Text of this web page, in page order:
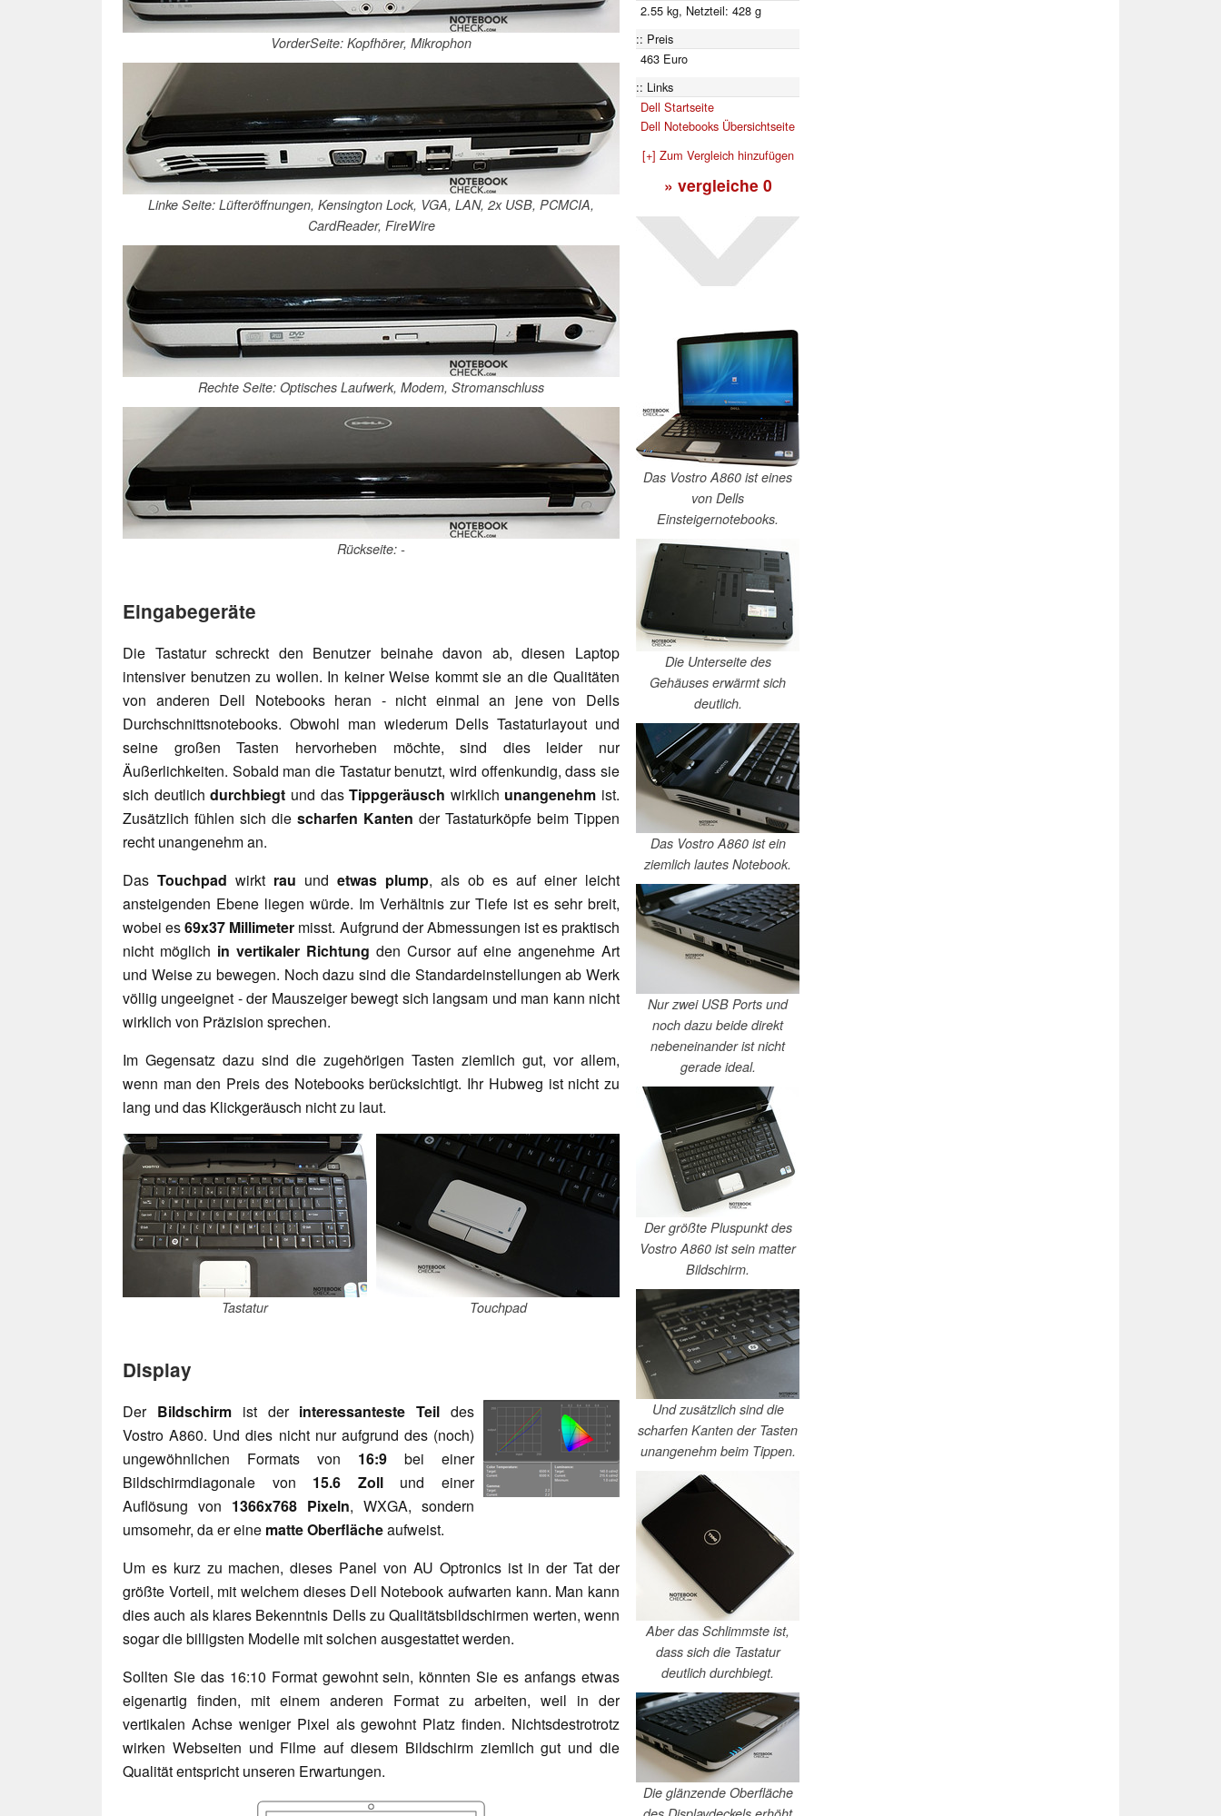
VorderSeite: Kopfhörer, Mikrophon
Linke Seite: Lüfteröffnungen, Kensington Lock, VGA, LAN, 2x USB, PCMCIA,
CardReader, FireWire
Rechte Seite: Optisches Laufwerk, Modem, Stromanschluss
Rückseite: -
Eingabegeräte
Die Tastatur schreckt den Benutzer beinahe davon ab, diesen Laptop
intensiver benutzen zu wollen. In keiner Weise kommt sie an die Qualitäten
von anderen Dell Notebooks heran - nicht einmal an jene von Dells
Durchschnittsnotebooks. Obwohl man wiederum Dells Tastaturlayout und
seine großen Tasten hervorheben möchte, sind dies leider nur
Äußerlichkeiten. Sobald man die Tastatur benutzt, wird offenkundig, dass sie
sich deutlichdurchbiegt und dasTippgeräusch wirklich unangenehm ist.
Zusätzlich fühlen sich die scharfen Kanten der Tastaturköpfe beim Tippen
recht unangenehm an.
Das Touchpad wirkt rau und etwas plump, als ob es auf einer leicht
ansteigenden Ebene liegen würde. Im Verhältnis zur Tiefe ist es sehr breit,
wobei es69x37 Millimeter misst. Aufgrund der Abmessungen ist es praktisch
nicht möglich in vertikaler Richtung den Cursor auf eine angenehme Art
und Weise zu bewegen. Noch dazu sind die Standardeinstellungen ab Werk
völlig ungeeignet - der Mauszeiger bewegt sich langsam und man kann nicht
wirklich von Präzision sprechen.
Im Gegensatz dazu sind die zugehörigen Tasten ziemlich gut, vor allem,
wenn man den Preis des Notebooks berücksichtigt. Ihr Hubweg ist nicht zu
lang und das Klickgeräusch nicht zu laut.
Tastatur Touchpad
Display
DerBildschirmist der interessanteste Teildes
Vostro A860. Und dies nicht nur aufgrund des (noch)
ungewöhnlichen Formats von 16:9 bei einer
Bildschirmdiagonale von 15.6 Zollund einer
Auflösung von 1366x768 Pixeln, WXGA, sondern
umsomehr, da er eine matte Oberflächeaufweist.
Um es kurz zu machen, dieses Panel von AU Optronics ist in der Tat der
größte Vorteil, mit welchem dieses Dell Notebook aufwarten kann. Man kann
dies auch als klares Bekenntnis Dells zu Qualitätsbildschirmen werten, wenn
sogar die billigsten Modelle mit solchen ausgestattet werden.
Sollten Sie das 16:10 Format gewohnt sein, könnten Sie es anfangs etwas
eigenartig finden, mit einem anderen Format zu arbeiten, weil in der
vertikalen Achse weniger Pixel als gewohnt Platz finden. Nichtsdestrotrotz
wirken Webseiten und Filme auf diesem Bildschirm ziemlich gut und die
Qualität entspricht unseren Erwartungen.
2.55 kg, Netzteil: 428 g
Preis
463 Euro
Links
Dell Startseite
Dell Notebooks Übersichtseite
[+] Zum Vergleich hinzufügen
» vergleiche 0
Das Vostro A860 ist eines
von Dells
Einsteigernotebooks.
Die Unterseite des
Gehäuses erwärmt sich
deutlich.
Das Vostro A860 ist ein
ziemlich lautes Notebook.
Nur zwei USB Ports und
noch dazu beide direkt
nebeneinander ist nicht
gerade ideal.
Der größte Pluspunkt des
Vostro A860 ist sein matter
Bildschirm.
Und zusätzlich sind die
scharfen Kanten der Tasten
unangenehm beim Tippen.
Aber das Schlimmste ist,
dass sich die Tastatur
deutlich durchbiegt.
Die glänzende Oberfläche